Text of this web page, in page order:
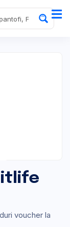
voucher la